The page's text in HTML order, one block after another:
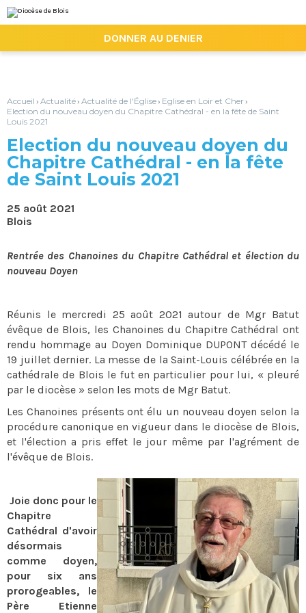
au
contenu.
la
personnels
DONNER AU DENIER
Accueil › Actualité› Actualité de l'Église› Eglise en Loir et Cher›
Election du nouveau doyen du Chapitre Cathédral - en la fête de Saint
Louis 2021
Election du nouveau doyen du
Chapitre Cathédral - en la fête
de Saint Louis 2021
25 août 2021
Blois
Rentrée des Chanoines du Chapitre Cathédral et élection du
nouveau Doyen
Réunis le mercredi 25 août 2021 autour de Mgr Batut
évêque de Blois, les Chanoines du Chapitre Cathédral ont
rendu hommage au Doyen Dominique DUPONT décédé le
19 juillet dernier. La messe de la Saint-Louis célébrée en la
cathédrale de Blois le fut en particulier pour lui, « pleuré
par le diocèse » selon les mots de Mgr Batut.
Les Chanoines présents ont élu un nouveau doyen selon la
procédure canonique en vigueur dans le diocèse de Blois,
et l'élection a pris effet le jour même par l'agrément de
l'évêque de Blois.
Joie donc pour le
Chapitre
Cathédral d'avoir
désormais
comme doyen,
pour six ans
prorogeables, le
Père Etienne